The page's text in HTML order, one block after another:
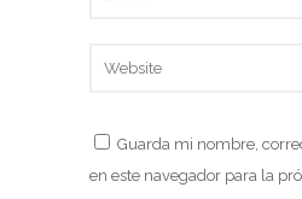
Guarda mi nombre,
en este navegador para la